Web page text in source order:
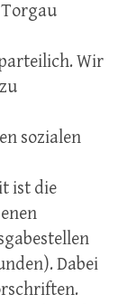
Torgau
Wir
sozialen
ist die
Dabei